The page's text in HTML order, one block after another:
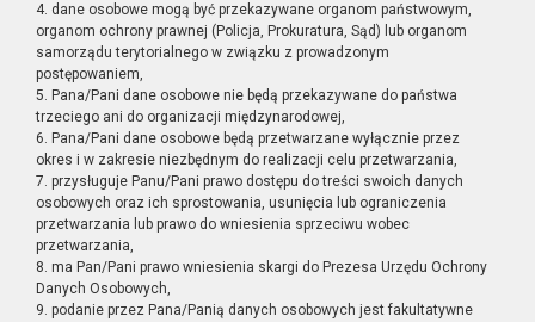
4. dane osobowe mogą być przekazywane organom państwowym,
organom ochrony prawnej (Policja, Prokuratura, Sąd) lub organom
samorządu terytorialnego w związku z prowadzonym
postępowaniem,
5. Pana/Pani dane osobowe nie będą przekazywane do państwa
trzeciego ani do organizacji międzynarodowej,
6. Pana/Pani dane osobowe będą przetwarzane wyłącznie przez
okres i w zakresie niezbędnym do realizacji celu przetwarzania,
7. przysługuje Panu/Pani prawo dostępu do treści swoich danych
osobowych oraz ich sprostowania, usunięcia lub ograniczenia
przetwarzania lub prawo do wniesienia sprzeciwu wobec
przetwarzania,
8. ma Pan/Pani prawo wniesienia skargi do Prezesa Urzędu Ochrony
Danych Osobowych,
9. podanie przez Pana/Panią danych osobowych jest fakultatywne